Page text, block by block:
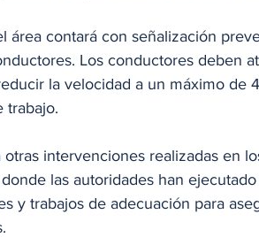
área contará con señalización
Los conductores deben
la velocidad a un máximo de
trabajo.
otras intervenciones realizadas en
las autoridades han
y trabajos de adecuación para